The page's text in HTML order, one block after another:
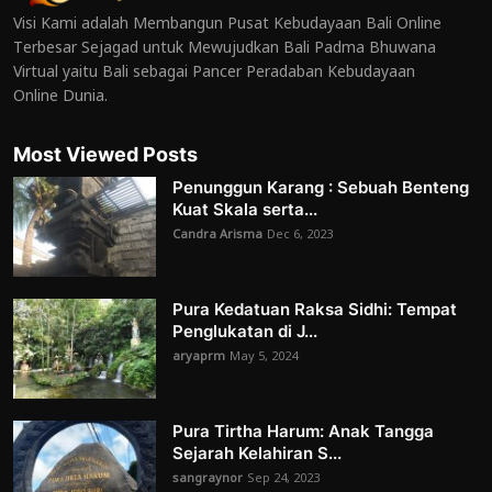
Visi Kami adalah Membangun Pusat Kebudayaan Bali Online
Terbesar Sejagad untuk Mewujudkan Bali Padma Bhuwana
Virtual yaitu Bali sebagai Pancer Peradaban Kebudayaan
Online Dunia.
Most Viewed Posts
Penunggun Karang : Sebuah Benteng
Kuat Skala serta...
Candra Arisma Dec 6, 2023
Pura Kedatuan Raksa Sidhi: Tempat
Penglukatan di J...
aryaprm May 5, 2024
Pura Tirtha Harum: Anak Tangga
Sejarah Kelahiran S...
sangraynor Sep 24, 2023